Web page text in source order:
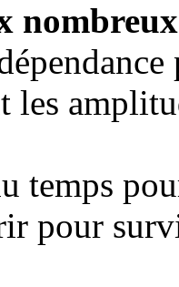
les
temps
pour